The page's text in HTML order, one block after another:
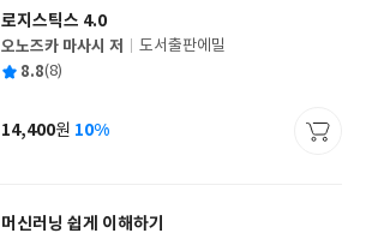
로지스틱스 4.0
글
쓴
오노즈카 마사시 저
출
사
도서출판에밀
평 8.8(8)
가
14,400원 10%
머신러닝 쉽게 이해하기